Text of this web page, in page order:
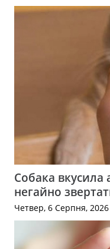
Собака вкусила
негайно
Четвер, 6 Серпня, 2026